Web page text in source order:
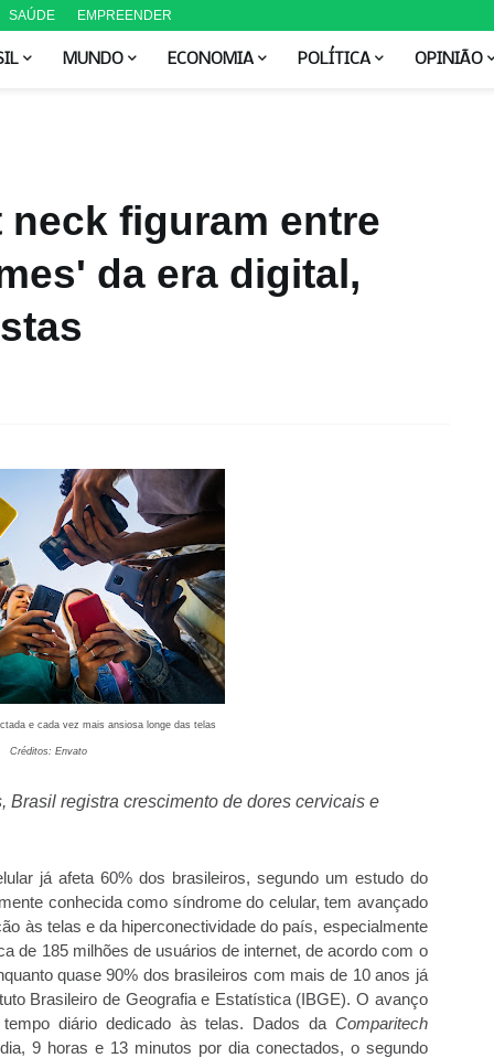
SAÚDE EMPREENDER
MUNDO ECONOMIA POLÍTICA OPINIÃO
figuram entre
da era digital,
e cada vez mais ansiosa longe das telas
Créditos: Envato
registra crescimento de dores cervicais e
já afeta 60% dos brasileiros, segundo um estudo do
conhecida como síndrome do celular, tem avançado
às telas e da hiperconectividade do país, especialmente
de 185 milhões de usuários de internet, de acordo com o
quase 90% dos brasileiros com mais de 10 anos já
Brasileiro de Geografia e Estatística (IBGE). O avanço
diário dedicado às telas. Dados da Comparitech
9 horas e 13 minutos por dia conectados, o segundo